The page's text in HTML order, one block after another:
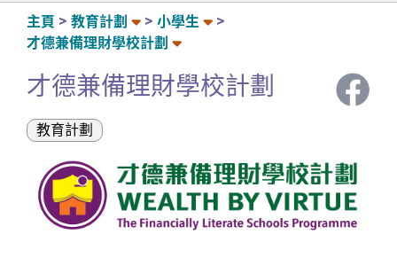
主頁 教育計劃
小學生
才德兼備理財學校計劃
才德兼備理財學校計劃
教育計劃